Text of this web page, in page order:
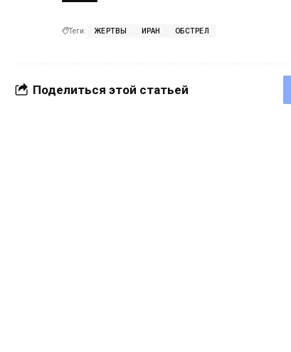
Теги: ЖЕРТВЫ ИРАН ОБСТРЕЛ
Поделиться этой статьей